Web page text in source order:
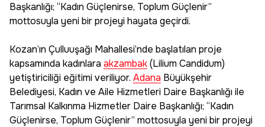
Başkanlığı; “Kadın Güçlenirse, Toplum Güçlenir”
mottosuyla yeni bir projeyi hayata geçirdi.
Kozan’ın Çulluuşağı Mahallesi’nde başlatılan proje
kapsamında kadınlara akzambak(Lilium Candidum)
yetiştiriciliği eğitimi veriliyor. Adana Büyükşehir
Belediyesi, Kadın ve Aile Hizmetleri Daire Başkanlığı ile
Tarımsal Kalkınma Hizmetler Daire Başkanlığı; “Kadın
Güçlenirse, Toplum Güçlenir” mottosuyla yeni bir projeyi